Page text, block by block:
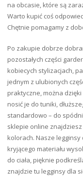
na obcasie, które są
Warto kupić coś
Chętnie pomagamy z
Po zakupie dobrze
pozostałych części
kobiecych stylizacjach,
jednym z ulubionych
praktyczne, można
nosić je do tuniki,
standardowo – do
sklepie online
kolorach. Nasze
kryjącego materiału
do ciała, pięknie
znajdzie tu legginsy dla